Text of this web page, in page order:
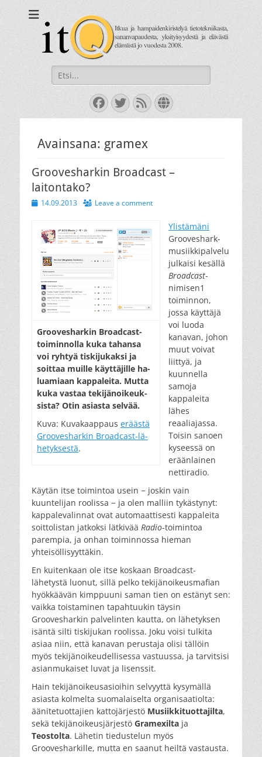
Itkua ja hammastenkiristelyä jo vuodesta 2008.
Search
for:
Facebook
Twitter
FeedWebsite
Avainsana: gramex
Groovesharkin Broadcast –
laitontako?
Posted14.09.2013 Leave a comment
Groove­sharkin Broad­cast-
toi­min­nol­la ku­ka ta­han­sa
voi ryh­tyä tis­ki­ju­kak­si ja
soit­taa muil­le käyt­tä­jil­le ha­
lua­mi­aan kap­pa­lei­ta. Mut­ta
ku­ka vas­taa te­ki­jän­oi­keuk­
sis­ta? Otin asias­ta sel­vää.
Kuva: Kuva­kaap­paus erääs­tä
Groove­sharkin Broad­cast-lä­
he­tyk­ses­tä.
Ylistämäni
Grooveshark-
musiikkipalvelu
julkaisi kesällä
Broadcast-
nimisen1
toiminnon,
jossa käyttäjä
voi luoda
kanavan, johon
muut voivat
liittyä, ja
kuunnella
samoja
kappaleita
lähes
reaaliajassa.
Toisin sanoen
kyseessä on
eräänlainen
nettiradio.
Käytän itse toimintoa usein − joskin vain
kuuntelijan roolissa − ja olen malliin tykästynyt:
kappalevalinnat ovat automaattisesti kappaleita
soittolistan jatkoksi lätkivää Radio-toimintoa
parempia, ja onhan toiminnossa hieman
yhteisöllisyyttäkin.
En kuitenkaan ole itse koskaan Broadcast-
lähetystä luonut, sillä pelko tekijänoikeusmafian
hyökkäävän kimppuuni saman tien on estänyt sen:
vaikka toistaminen tapahtuukin täysin
Groovesharkin palvelinten kautta, on lähetyksen
isäntä silti tiskijukan roolissa. Joku voisi tulkita
asiaa niin, että kanavan perustaja olisi tällöin
myös tekijänoikeudellisessa vastuussa, ja tarvitsisi
asianmukaiset luvat ja lisenssit.
Hain tekijänoikeusasioihin selvyyttä kysymällä
asiasta kolmelta suomalaiselta organisaatiolta:
äänitetuottajien kattojärjestö Musiikkituottajilta,
sekä tekijänoikeusjärjestö Gramexilta ja
Teostolta. Lähetin tiedustelun myös
Groovesharkille, mutta en saanut heiltä vastausta.